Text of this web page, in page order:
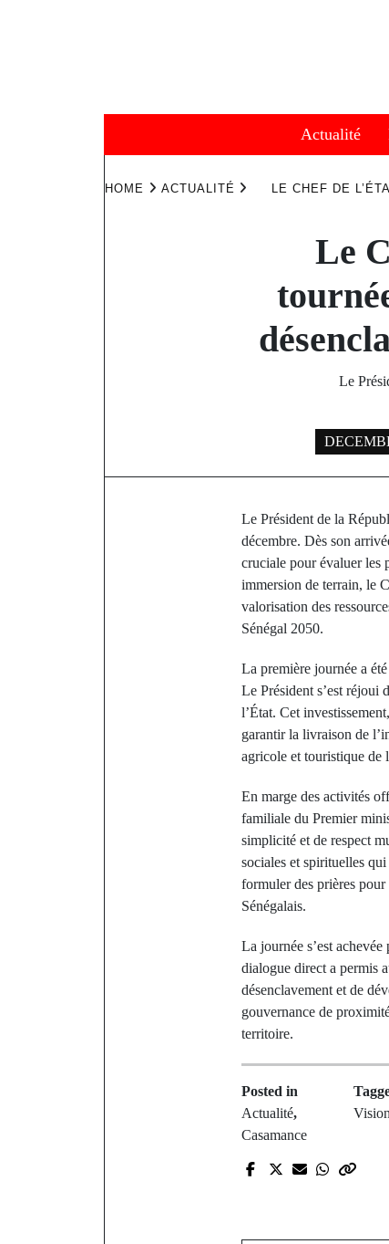
Actualité
HOME ACTUALITÉ
LE CHEF DE
Le
Le
Le Président de la
décembre. Dès son
cruciale pour évaluer les
immersion de terrain, le
valorisation des
Sénégal 2050.
La première journée a
Le Président s’est réjoui
l’État. Cet
garantir la livraison de
agricole et touristique de
En marge des activités
familiale du Premier
simplicité et de respect
sociales et spirituelles
formuler des prières
Sénégalais.
La journée s’est
dialogue direct a permis
désenclavement et de
gouvernance de
territoire.
Posted in
Actualité,
Casamance